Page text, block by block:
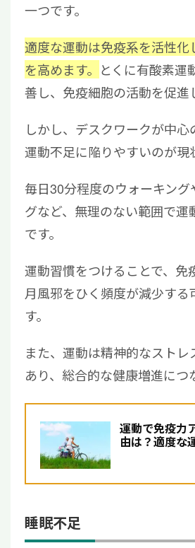
一つです。
適度な運動は免疫系を活性化
を高めます。 とくに有酸素運
善し、免疫細胞の活動を促進
しかし、デスクワークが中心
運動不足に陥りやすいのが現
毎日30分程度のウォーキン
グなど、無理のない範囲で運
です。
運動習慣をつけることで、免
月風邪をひく頻度が減少する
す。
また、運動は精神的なスト
あり、総合的な健康増進につ
運動で免疫力
由は？適度な
睡眠不足